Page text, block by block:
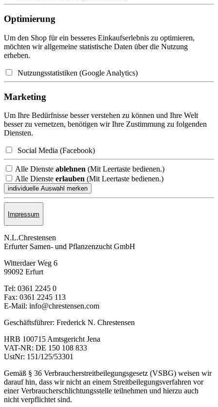
Optimierung
Um den Shop für ein besseres Einkaufserlebnis zu optimieren,
möchten wir allgemeine statistische Daten über die Nutzung
erheben.
Nutzungsstatistiken (Google Analytics)
Marketing
Um Ihre Bedürfnisse besser verstehen zu können und Ihre Welt
besser zu vernetzen, benötigen wir Ihre Zustimmung zu folgenden
Diensten.
Social Media (Facebook)
Alle Dienste ablehnen (Mit Leertaste bedienen.)
Alle Dienste erlauben (Mit Leertaste bedienen.)
Impressum
N.L.Chrestensen
Erfurter Samen- und Pflanzen­zucht GmbH
Witterdaer Weg 6
99092 Erfurt
Tel: 0361 2245 0
Fax: 0361 2245 113
E-Mail: info@chrestensen.com
Geschäftsführer: Frederick N. Chrestensen
HRB 100715 Amtsgericht Jena
VAT-NR: DE 150 108 833
UstNr: 151/125/53301
Gemäß § 36 Verbraucherstreitbeilegungsgesetz (VSBG) weisen wir
darauf hin, dass wir nicht an einem Streitbeilegungsverfahren vor
einer Verbraucherschlichtungsstelle teilnehmen und hierzu auch
nicht verpflichtet sind.